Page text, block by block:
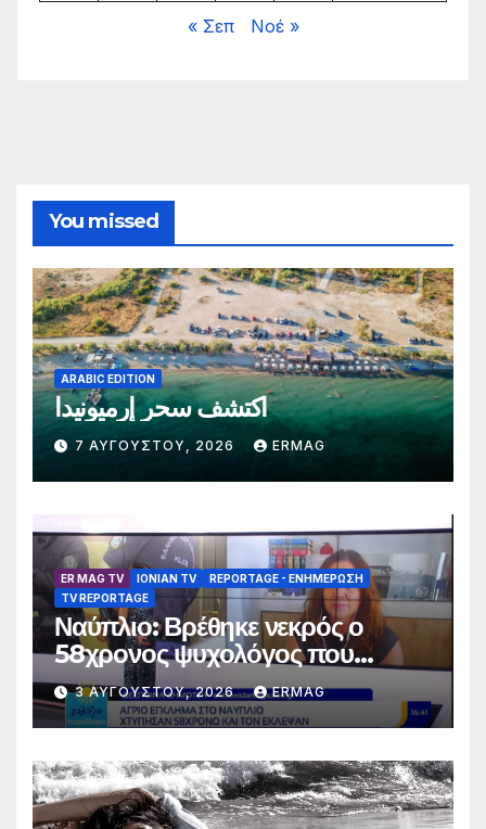
« Σεπ Νοέ »
You missed
ARABIC EDITION
اكتشف سحر إرميونيدا
7 ΑΥΓΟΎΣΤΟΥ, 2026 ERMAG
ER MAG TV IONIAN TV
REPORTAGE - EΝΗΜΈΡΩΣΗ
TV REPORTAGE
Ναύπλιο: Βρέθηκε νεκρός ο
58χρονος ψυχολόγος που
αγνοούνταν για αρκετές ημέρες –
Συνελήφθησαν 2 άτομα
3 ΑΥΓΟΎΣΤΟΥ, 2026 ERMAG